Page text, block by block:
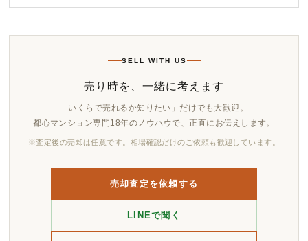
SELL WITH US
売り時を、一緒に考えます
「いくらで売れるか知りたい」だけでも大歓迎。
都心マンション専門18年のノウハウで、正直にお伝えします。
※査定後の売却は任意です。相場確認だけのご依頼も歓迎しています。
売却査定を依頼する
LINEで聞く